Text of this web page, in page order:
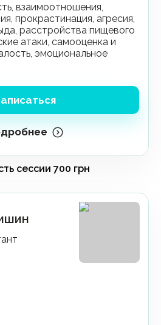
прокрастинация, агресия,
расстройства пищевого
атаки, самооценка и
эмоциональное